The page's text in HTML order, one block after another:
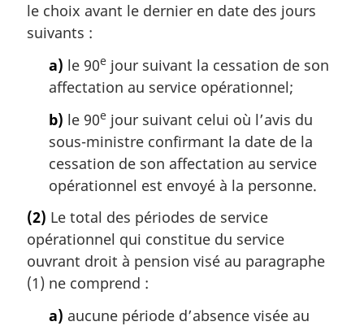
le choix avant le dernier en date des jours
suivants :
a) le 90e jour suivant la cessation de son
affectation au service opérationnel;
b) le 90e jour suivant celui où l’avis du
sous-ministre confirmant la date de la
cessation de son affectation au service
opérationnel est envoyé à la personne.
(2) Le total des périodes de service
opérationnel qui constitue du service
ouvrant droit à pension visé au paragraphe
(1) ne comprend :
a) aucune période d’absence visée au